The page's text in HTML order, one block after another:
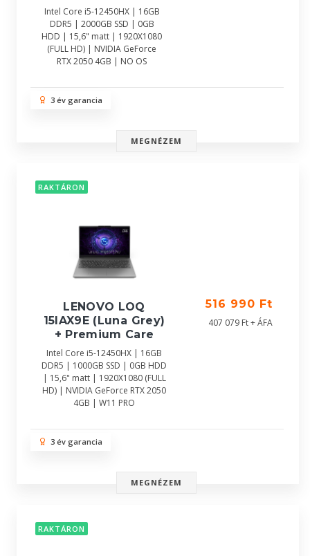
Intel Core i5-12450HX | 16GB
DDR5 | 2000GB SSD | 0GB
HDD | 15,6" matt | 1920X1080
(FULL HD) | NVIDIA GeForce
RTX 2050 4GB | NO OS
3 év garancia
MEGNÉZEM
RAKTÁRON
LENOVO LOQ
15IAX9E (Luna Grey)
+ Premium Care
Intel Core i5-12450HX | 16GB
DDR5 | 1000GB SSD | 0GB HDD
| 15,6" matt | 1920X1080 (FULL
HD) | NVIDIA GeForce RTX 2050
4GB | W11 PRO
516 990 Ft
407 079 Ft + ÁFA
3 év garancia
MEGNÉZEM
RAKTÁRON